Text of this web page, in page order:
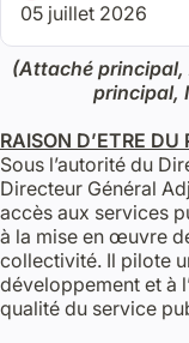
05 juillet 2026
(Attaché
principal,
RAISON D’ETRE DU
Sous l’autorité du
Directeur Général
accès aux services
à la mise en œuvre
collectivité. Il pilote
développement et à
qualité du service